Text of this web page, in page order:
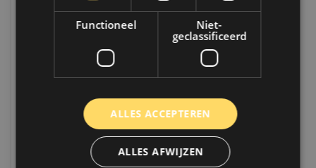
Synthetic I 5 liter I 05005ST
Op werkdagen voor 14.00 uur besteld,
dezelfde dag verzonden. Boven de 50,-
Functioneel
Niet-
geclassificeerd
ALLES ACCEPTEREN
ALLES AFWIJZEN